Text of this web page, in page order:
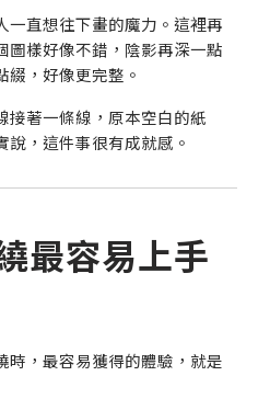
一直想往下畫的魔力。這裡再
圖樣好像不錯，陰影再深一點
，好像更完整。
接著一條線，原本空白的紙
，這件事很有成就感。
最容易上手
時，最容易獲得的體驗，就是